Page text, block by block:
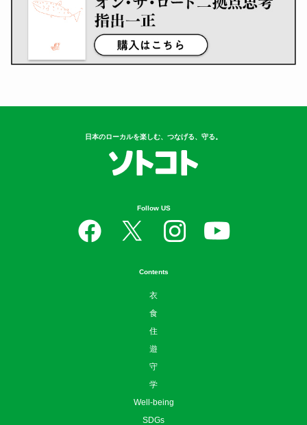
日本のローカルを楽しむ、つなげる、守る。
Follow US
Contents
衣
食
住
遊
守
学
Well-being
SDGs